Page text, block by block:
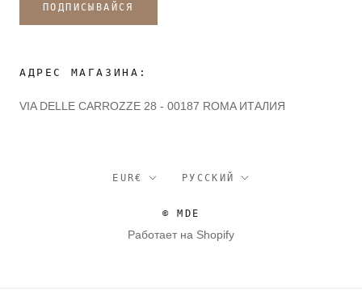
ПОДПИСЫВАЙСЯ
АДРЕС МАГАЗИНА:
VIA DELLE CARROZZE 28 - 00187 ROMA ИТАЛИЯ
валюта
EUR€ язык
РУССКИЙ
© MDE
Работает на Shopify